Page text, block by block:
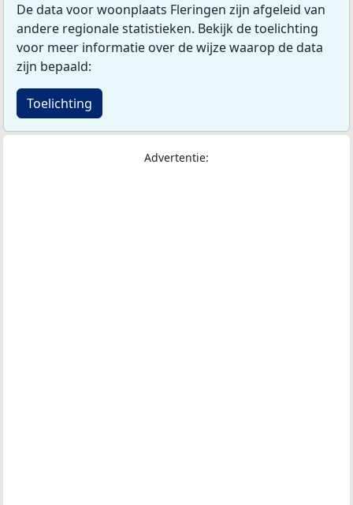
De data voor woonplaats Fleringen zijn afgeleid van
andere regionale statistieken. Bekijk de toelichting
voor meer informatie over de wijze waarop de data
zijn bepaald:
Toelichting
Advertentie: